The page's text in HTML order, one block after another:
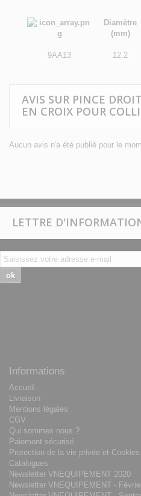
Diamètre
(mm)
9AA13 12.2
AVIS SUR PINCE
EN CROIX POUR
Aucun avis n'a été publié pour le
LETTRE
ok
Informations
Accueil
Livraison
Mentions légales
CGV
Qui sommes nous ?
Paiement sécurisé
Protection de la vie privée et Cookies
Catalogues
Newsletter VNEQUIPEMENT 2020
Newsletter VNEQUIPEMENT -